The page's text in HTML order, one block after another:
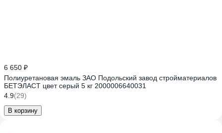
6 650 ₽
Полиуретановая эмаль ЗАО Подольский завод стройматериалов
БЕТЭЛАСТ цвет серый 5 кг 2000006640031
4.9(29)
В корзину